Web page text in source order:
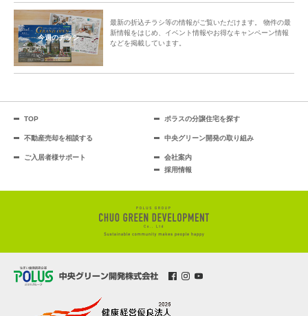
今週のチラシ
最新の折込チラシ等の情報がご覧いただけます。 物件の最
新情報をはじめ、イベント情報やお得なキャンペーン情報
などを掲載しています。
TOP ポラスの分譲住宅を探す
不動産売却を相談する 中央グリーン開発の取り組み
ご入居者様サポート
会社案内
採用情報